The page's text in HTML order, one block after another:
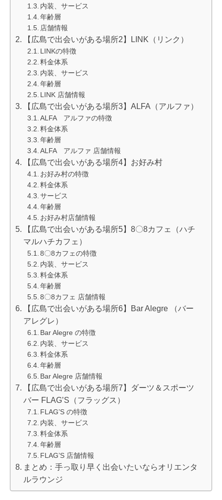
内装、サービス
年齢層
店舗情報
【広島で出会いがある場所2】LINK（リンク）
LINKの特徴
料金体系
内装、サービス
年齢層
LINK 店舗情報
【広島で出会いがある場所3】ALFA（アルファ）
ALFA アルファの特徴
料金体系
年齢層
ALFA アルファ 店舗情報
【広島で出会いがある場所4】お好み村
お好み村の特徴
料金体系
サービス
年齢層
お好み村店舗情報
【広島で出会いがある場所5】8〇8カフェ（ハチ
マルハチカフェ）
8〇8カフェの特徴
内装、サービス
料金体系
年齢層
8〇8カフェ 店舗情報
【広島で出会いがある場所6】Bar Alegre （バー
アレグレ）
Bar Alegre の特徴
内装、サービス
料金体系
年齢層
Bar Alegre 店舗情報
【広島で出会いがある場所7】ダーツ＆スポーツ
バー FLAG’S（フラッグス）
FLAG’S の特徴
内装、サービス
料金体系
年齢層
FLAG’S 店舗情報
まとめ：手っ取り早く出会いたいならオリエンタ
ルラウンジ